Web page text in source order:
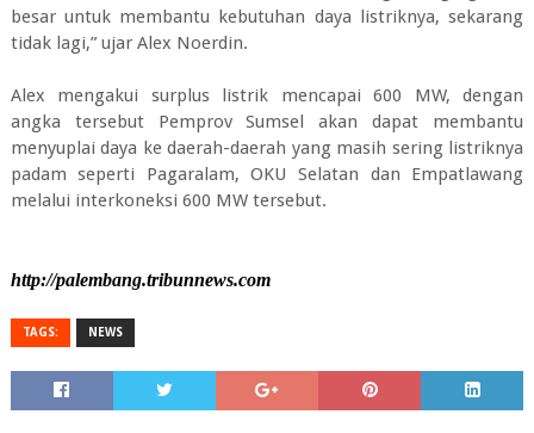
besar untuk membantu kebutuhan daya listriknya, sekarang
tidak lagi,” ujar Alex Noerdin.
Alex mengakui surplus listrik mencapai 600 MW, dengan
angka tersebut Pemprov Sumsel akan dapat membantu
menyuplai daya ke daerah-daerah yang masih sering listriknya
padam seperti Pagaralam, OKU Selatan dan Empatlawang
melalui interkoneksi 600 MW tersebut.
http://palembang.tribunnews.com
TAGS: NEWS